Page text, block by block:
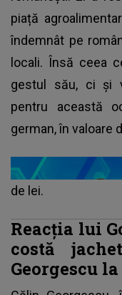
piață
îndemnât pe
locali. Însă ceea
gestul său, ci și
pentru această
german, în valoare
de lei.
Reacția lui
costă
Georgescu